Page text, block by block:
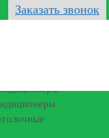
Заказать звонок